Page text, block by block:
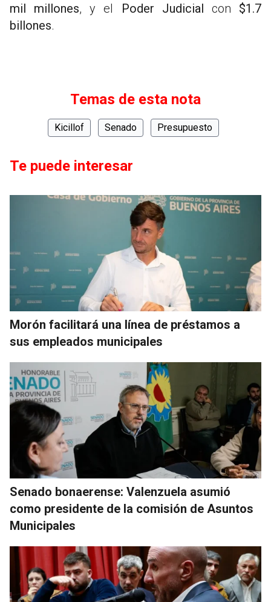
mil millones, y el Poder Judicial con $1.7
billones.
Temas de esta nota
Kicillof Senado Presupuesto
Te puede interesar
Morón facilitará una línea de préstamos a
sus empleados municipales
Senado bonaerense: Valenzuela asumió
como presidente de la comisión de Asuntos
Municipales